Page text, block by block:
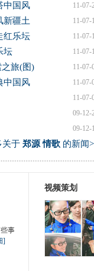
11-07-
中国风
11-07-
新疆土
11-07-
红乐坛
11-07-
坛
11-07-
旅(图)
11-07-
中国风
11-07-
09-12-
09-12-
关于 郑源 情歌的新闻
事
]
视频策划